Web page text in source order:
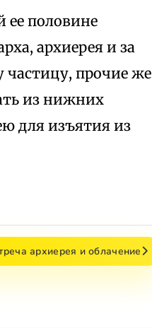
ее половине
архиерея и за
прочие же
из нижних
для изъятия из
архиерея и облачение